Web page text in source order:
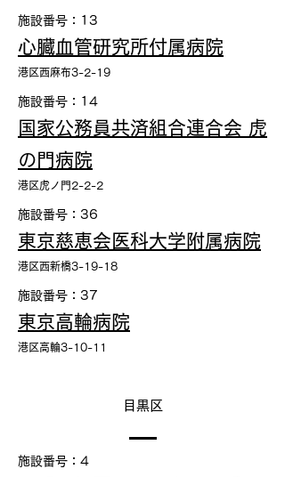
施設番号：13
心臓血管研究所付属病院
港区西麻布3-2-19
施設番号：14
国家公務員共済組合連合会 虎
の門病院
港区虎ノ門2-2-2
施設番号：36
東京慈恵会医科大学附属病院
港区西新橋3-19-18
施設番号：37
東京高輪病院
港区高輪3-10-11
目黒区
施設番号：4